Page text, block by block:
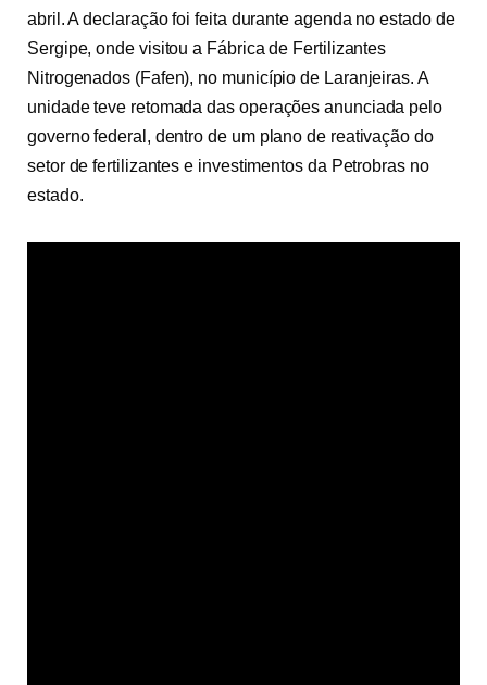
abril. A declaração foi feita durante agenda no estado de
Sergipe, onde visitou a Fábrica de Fertilizantes
Nitrogenados (Fafen), no município de Laranjeiras. A
unidade teve retomada das operações anunciada pelo
governo federal, dentro de um plano de reativação do
setor de fertilizantes e investimentos da Petrobras no
estado.